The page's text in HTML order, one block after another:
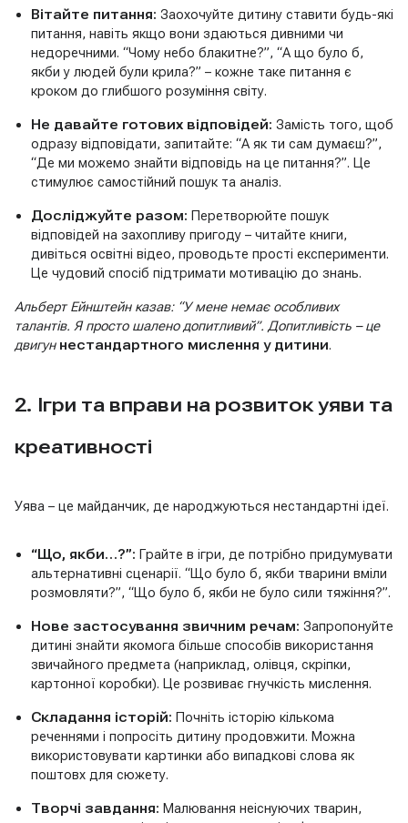
Вітайте питання: Заохочуйте дитину ставити будь-які
питання, навіть якщо вони здаються дивними чи
недоречними. “Чому небо блакитне?”, “А що було б,
якби у людей були крила?” – кожне таке питання є
кроком до глибшого розуміння світу.
Не давайте готових відповідей: Замість того, щоб
одразу відповідати, запитайте: “А як ти сам думаєш?”,
“Де ми можемо знайти відповідь на це питання?”. Це
стимулює самостійний пошук та аналіз.
Досліджуйте разом: Перетворюйте пошук
відповідей на захопливу пригоду – читайте книги,
дивіться освітні відео, проводьте прості експерименти.
Це чудовий спосіб підтримати мотивацію до знань.
Альберт Ейнштейн казав: “У мене немає особливих
талантів. Я просто шалено допитливий”. Допитливість – це
двигун нестандартного мислення у дитини.
2. Ігри та вправи на розвиток уяви та
креативності
Уява – це майданчик, де народжуються нестандартні ідеї.
“Що, якби…?”: Грайте в ігри, де потрібно придумувати
альтернативні сценарії. “Що було б, якби тварини вміли
розмовляти?”, “Що було б, якби не було сили тяжіння?”.
Нове застосування звичним речам: Запропонуйте
дитині знайти якомога більше способів використання
звичайного предмета (наприклад, олівця, скріпки,
картонної коробки). Це розвиває гнучкість мислення.
Складання історій: Почніть історію кількома
реченнями і попросіть дитину продовжити. Можна
використовувати картинки або випадкові слова як
поштовх для сюжету.
Творчі завдання: Малювання неіснуючих тварин,